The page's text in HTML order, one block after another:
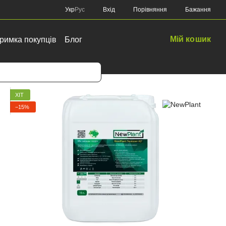
УкрРус Вхід Порівняння Бажання
покупців
Блог
Мій кошик
ХІТ
−15%